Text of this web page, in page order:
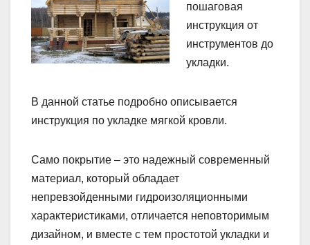
пошаговая
инструкция от
инструментов до
укладки.
В данной статье подробно описывается
инструкция по укладке мягкой кровли.
Само покрытие – это надежный современный
материал, который обладает
непревзойденными гидроизоляционными
характеристиками, отличается неповторимым
дизайном, и вместе с тем простотой укладки и